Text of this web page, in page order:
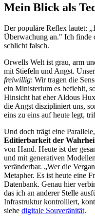
Mein Blick als
Der populäre Reflex lautet:
Überwachung an." Ich
schlicht falsch.
Orwells Welt ist grau, arm
mit Stiefeln und Angst.
freiwillig: Wir tragen die
ein Ministerium es befiehlt,
Hinsicht hat eher Aldous
die Angst diszipliniert uns,
eins zu eins auf heute legt,
Und doch trägt eine
Editierbarkeit der
von Hand. Heute ist der
und mit generativen
veränderbar. „Wer die
Metapher. Es ist heute eine
Datenbank. Genau hier
das ich an anderer Stelle
Infrastruktur kontrolliert,
siehe digitale Souveränität.